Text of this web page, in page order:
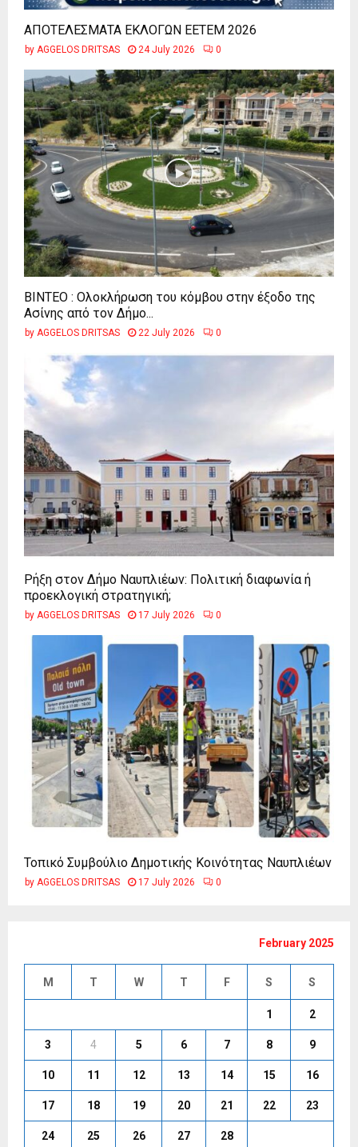
ΑΠΟΤΕΛΕΣΜΑΤΑ ΕΚΛΟΓΩΝ ΕΕΤΕΜ 2026
by AGGELOS DRITSAS 24 July 2026 0
ΒΙΝΤΕΟ : Ολοκλήρωση του κόμβου στην έξοδο της
Ασίνης από τον Δήμο...
by AGGELOS DRITSAS 22 July 2026 0
Ρήξη στον Δήμο Ναυπλιέων: Πολιτική διαφωνία ή
προεκλογική στρατηγική;
by AGGELOS DRITSAS 17 July 2026 0
Τοπικό Συμβούλιο Δημοτικής Κοινότητας Ναυπλιέων
by AGGELOS DRITSAS 17 July 2026 0
February 2025
M T W T F S S
1 2
3 4 5 6 7 8 9
10 11 12 13 14 15 16
17 18 19 20 21 22 23
24 25 26 27
28